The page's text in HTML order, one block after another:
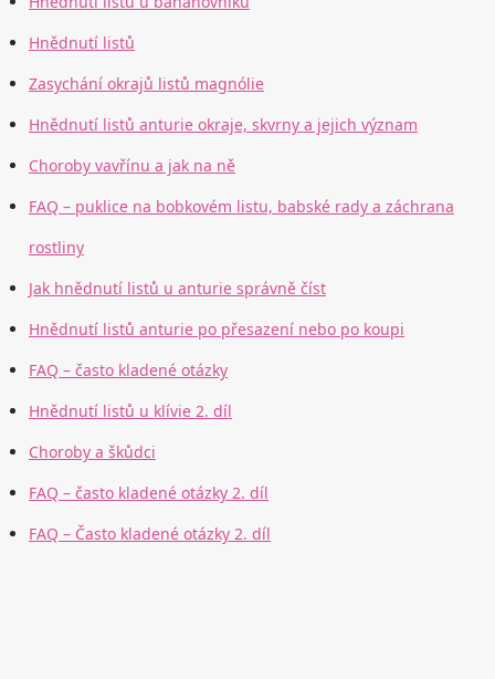
Hnědnutí listů
Zasychání okrajů listů magnólie
Hnědnutí listů anturie okraje, skvrny a jejich význam
Choroby vavřínu a jak na ně
FAQ – puklice na bobkovém listu, babské rady a záchrana
rostliny
Jak hnědnutí listů u anturie správně číst
Hnědnutí listů anturie po přesazení nebo po koupi
FAQ – často kladené otázky
Hnědnutí listů u klívie 2. díl
Choroby a škůdci
FAQ – často kladené otázky 2. díl
FAQ – Často kladené otázky 2. díl